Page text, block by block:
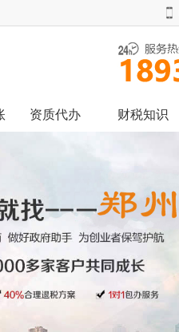
资质代办 财税知识